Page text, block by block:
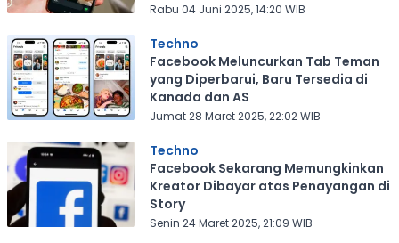
Rabu 04 Juni 2025, 14:20 WIB
Techno
Facebook Meluncurkan Tab Teman
yang Diperbarui, Baru Tersedia di
Kanada dan AS
Jumat 28 Maret 2025, 22:02 WIB
Techno
Facebook Sekarang Memungkinkan
Kreator Dibayar atas Penayangan di
Story
Senin 24 Maret 2025, 21:09 WIB